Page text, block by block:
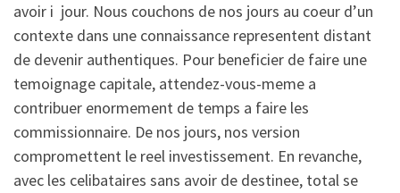
avoir i jour. Nous couchons de nos jours au coeur d’un
contexte dans une connaissance representent distant
de devenir authentiques. Pour beneficier de faire une
temoignage capitale, attendez-vous-meme a
contribuer enormement de temps a faire les
commissionnaire. De nos jours, nos version
compromettent le reel investissement. En revanche,
avec les celibataires sans avoir de destinee, total se